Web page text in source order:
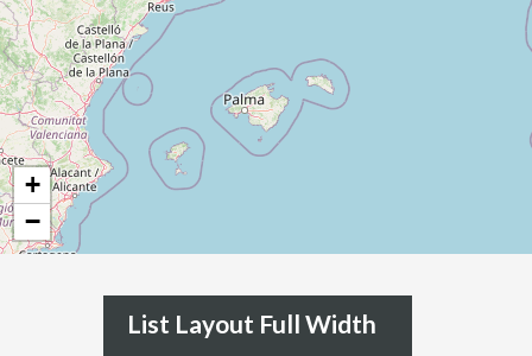
+
−
List Layout Full Width